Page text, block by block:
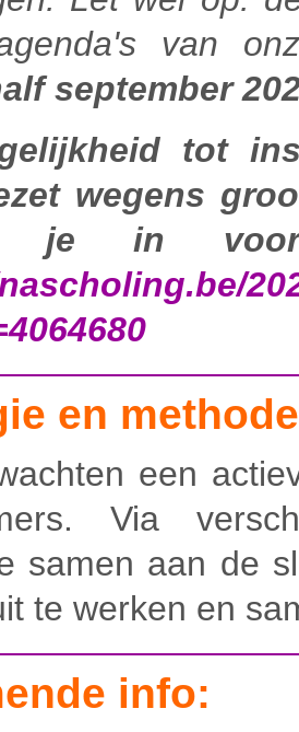
van
september
tot
wegens
je in
en
een
Via
samen aan de
te werken en
info: